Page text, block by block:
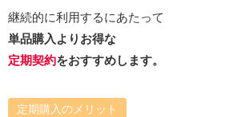
継続的に利用するにあたって
単品購入よりお得な
定期契約をおすすめします。
定期購入のメリット